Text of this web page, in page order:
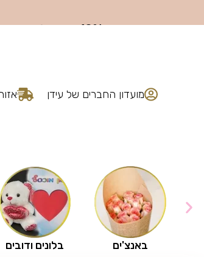
מועדון החברים של עידן
בלונים ודובים באנצ'ים